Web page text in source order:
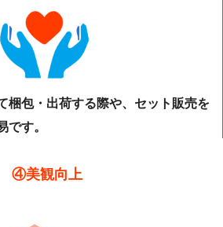
梱包・出荷する際や、セット販売を
す。
④美観向上